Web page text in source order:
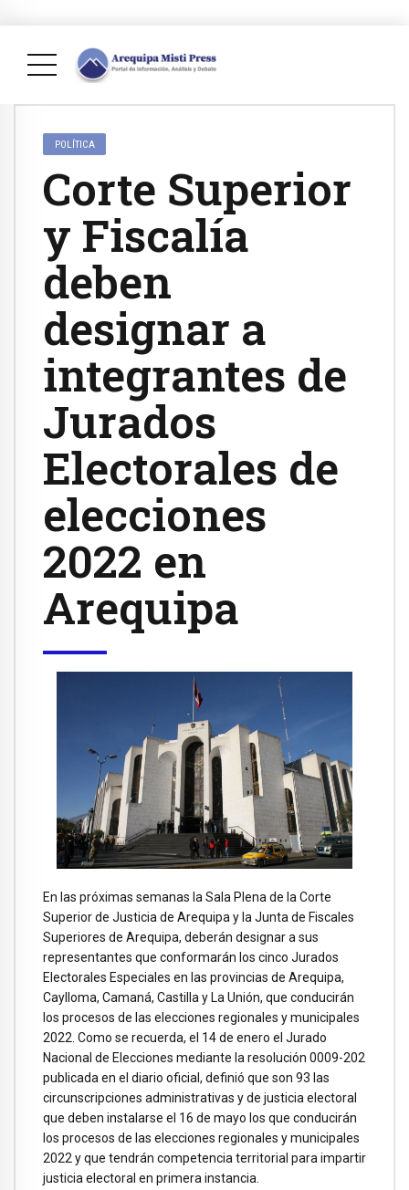
POLÍTICA
Corte Superior
y Fiscalía
deben
designar a
integrantes de
Jurados
Electorales de
elecciones
2022 en
Arequipa
En las próximas semanas la Sala Plena de la Corte
Superior de Justicia de Arequipa y la Junta de Fiscales
Superiores de Arequipa, deberán designar a sus
representantes que conformarán los cinco Jurados
Electorales Especiales en las provincias de Arequipa,
Caylloma, Camaná, Castilla y La Unión, que conducirán
los procesos de las elecciones regionales y municipales
2022. Como se recuerda, el 14 de enero el Jurado
Nacional de Elecciones mediante la resolución 0009-202
publicada en el diario oficial, definió que son 93 las
circunscripciones administrativas y de justicia electoral
que deben instalarse el 16 de mayo los que conducirán
los procesos de las elecciones regionales y municipales
2022 y que tendrán competencia territorial para impartir
justicia electoral en primera instancia.